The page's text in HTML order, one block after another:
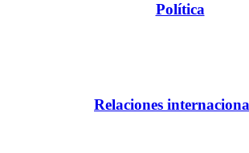
Política
Relaciones